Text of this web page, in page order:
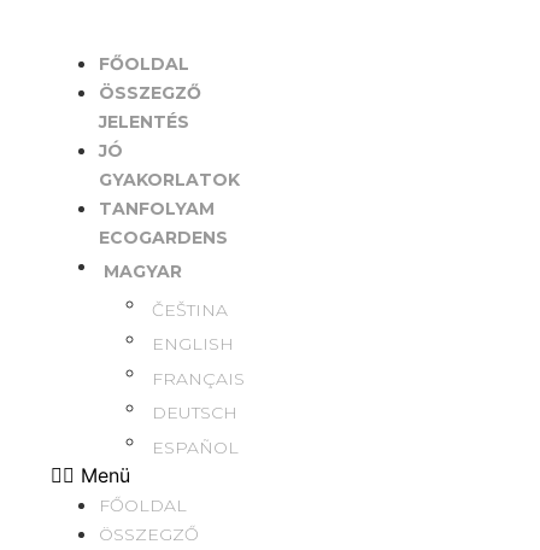
tartalomhozFŐOLDAL
ÖSSZEGZŐ
JELENTÉS
JÓ
GYAKORLATOK
TANFOLYAM
ECOGARDENS
MAGYAR
ČEŠTINA
ENGLISH
FRANÇAIS
DEUTSCH
ESPAÑOL
Menü
FŐOLDAL
ÖSSZEGZŐ